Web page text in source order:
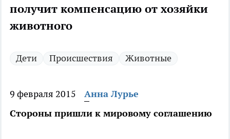
получит компенсацию от хозяйки
животного
Дети Происшествия Животные
9 февраля 2015
Анна Лурье
Стороны пришли к мировому соглашению